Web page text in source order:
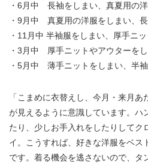
・6月中 長袖をしまい、真夏用の
・9月中 真夏用の洋服をしまい、
・11月中 半袖服をしまい、厚手ニ
・3月中 厚手ニットやアウターをし
・5月中 薄手ニットをしまい、半
「こまめに衣替えし、今月・来月
が見えるように意識しています。ハ
たり、少しお手入れをしたりしてク
イ。こうすれば、好きな洋服をベス
です。着る機会を逃さないので、タ